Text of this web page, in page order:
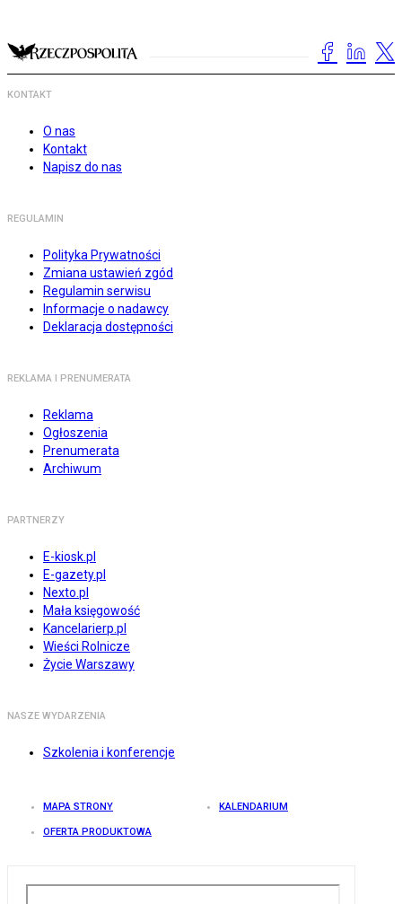
KONTAKT
O nas
Kontakt
Napisz do nas
REGULAMIN
Polityka Prywatności
Zmiana ustawień zgód
Regulamin serwisu
Informacje o nadawcy
Deklaracja dostępności
REKLAMA I PRENUMERATA
Reklama
Ogłoszenia
Prenumerata
Archiwum
PARTNERZY
E-kiosk.pl
E-gazety.pl
Nexto.pl
Mała księgowość
Kancelarierp.pl
Wieści Rolnicze
Życie Warszawy
NASZE WYDARZENIA
Szkolenia i konferencje
MAPA STRONY KALENDARIUM
OFERTA PRODUKTOWA